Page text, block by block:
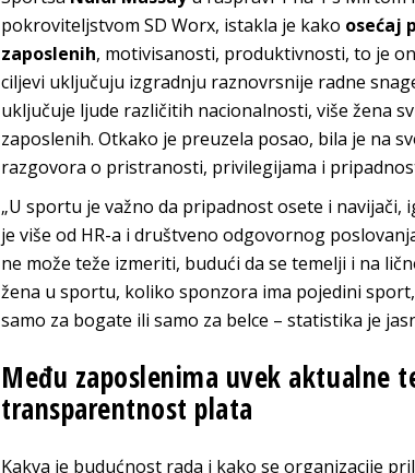
pokroviteljstvom SD Worx, istakla je kako osećaj
zaposlenih, motivisanosti, produktivnosti, to je
ciljevi uključuju izgradnju raznovrsnije radne
uključuje ljude različitih nacionalnosti, više žena
zaposlenih. Otkako je preuzela posao, bila je na
razgovora o pristranosti, privilegijama i
„U sportu je važno da pripadnost osete i navijači,
je više od HR-a i društveno odgovornog
ne može teže izmeriti, budući da se temelji i na
žena u sportu, koliko sponzora ima pojedini
samo za bogate ili samo za belce – statistika je
Među zaposlenima uvek aktualne
transparentnost plata
Kakva je budućnost rada i kako se organizacije